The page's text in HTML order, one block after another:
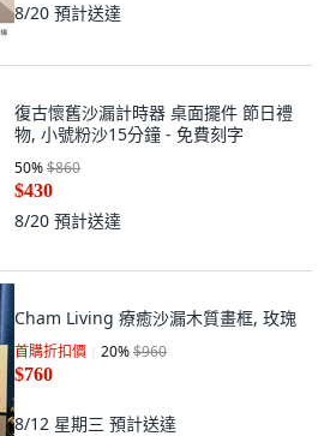
8/20 預計送達
復古懷舊沙漏計時器 桌面擺件 節日禮
物, 小號粉沙15分鐘 - 免費刻字
50%$860
$430
8/20 預計送達
Cham Living 療癒沙漏木質畫框, 玫瑰
首購折扣價 20%$960
$760
8/12 星期三 預計送達